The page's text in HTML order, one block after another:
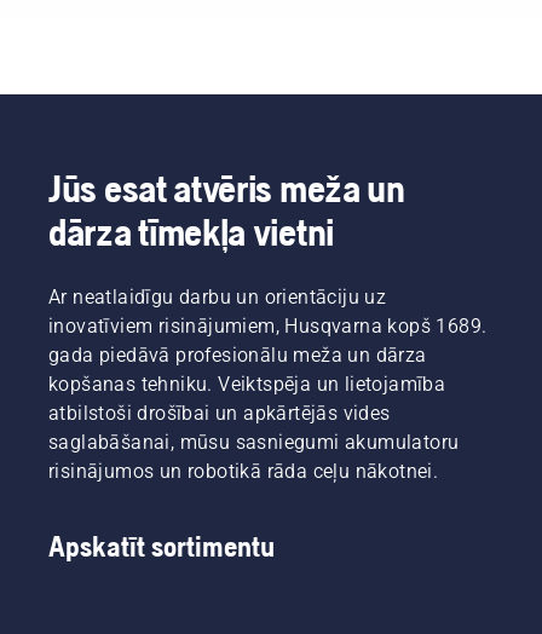
Jūs esat atvēris meža un
dārza tīmekļa vietni
Ar neatlaidīgu darbu un orientāciju uz
inovatīviem risinājumiem, Husqvarna kopš 1689.
gada piedāvā profesionālu meža un dārza
kopšanas tehniku. Veiktspēja un lietojamība
atbilstoši drošībai un apkārtējās vides
saglabāšanai, mūsu sasniegumi akumulatoru
risinājumos un robotikā rāda ceļu nākotnei.
Apskatīt sortimentu